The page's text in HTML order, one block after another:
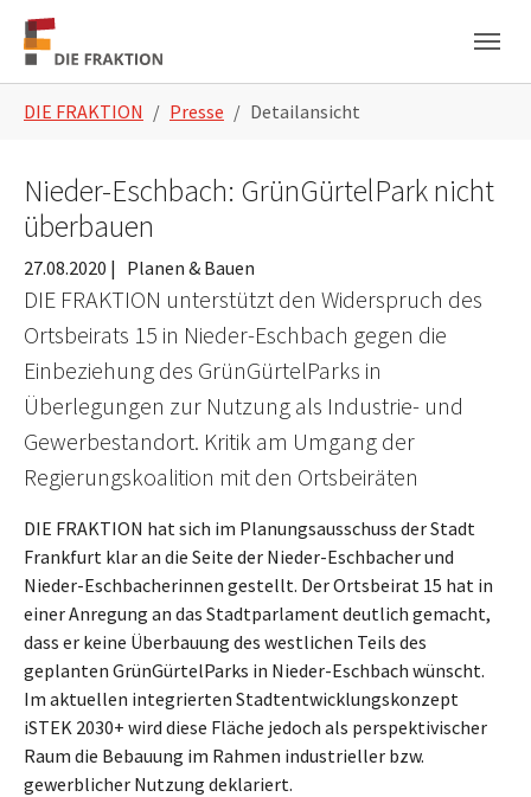
Zum Hauptinhalt springen
Skip to page footer
DIE FRAKTION Presse Detailansicht
Nieder-Eschbach: GrünGürtelPark nicht
überbauen
27.08.2020 | Planen & Bauen
DIE FRAKTION unterstützt den Widerspruch des
Ortsbeirats 15 in Nieder-Eschbach gegen die
Einbeziehung des GrünGürtelParks in
Überlegungen zur Nutzung als Industrie- und
Gewerbestandort. Kritik am Umgang der
Regierungskoalition mit den Ortsbeiräten
DIE FRAKTION hat sich im Planungsausschuss der Stadt
Frankfurt klar an die Seite der Nieder-Eschbacher und
Nieder-Eschbacherinnen gestellt. Der Ortsbeirat 15 hat in
einer Anregung an das Stadtparlament deutlich gemacht,
dass er keine Überbauung des westlichen Teils des
geplanten GrünGürtelParks in Nieder-Eschbach wünscht.
Im aktuellen integrierten Stadtentwicklungskonzept
iSTEK 2030+ wird diese Fläche jedoch als perspektivischer
Raum die Bebauung im Rahmen industrieller bzw.
gewerblicher Nutzung deklariert.